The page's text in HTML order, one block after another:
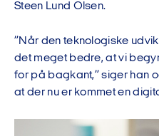
Steen Lund Olsen.
”Når den teknologiske
det meget bedre, at vi
for på bagkant,” siger han
at der nu er kommet en